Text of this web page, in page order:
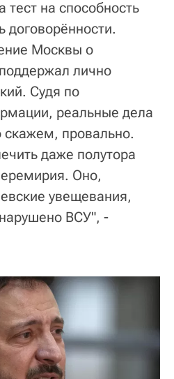
тест на способность
договорённости.
Москвы о
лично
Судя по
реальные дела
провально.
даже полутора
Оно,
увещевания,
ВСУ", -